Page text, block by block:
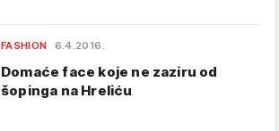
FASHION 6.4.2016.
Domaće face koje ne zaziru od
šopinga na Hreliću